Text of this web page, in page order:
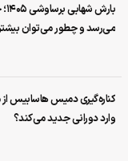
می‌رسد و چطور می‌توان
کناره‌گیری دمیس هاسابیس
وارد دورانی جدید می‌کند؟